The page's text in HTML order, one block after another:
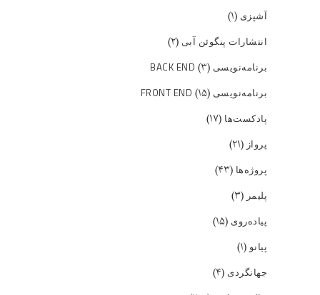
آشپزی (۱)
انتشارات پنگوئن آبی (۲)
برنامه‌نویسی BACK END (۳)
برنامه‌نویسی FRONT END (۱۵)
پادکست‌ها (۱۷)
پرواز (۲۱)
پروژه‌ها (۴۳)
پلیمر (۳)
پیاده‌روی (۱۵)
پیانو(۱)
جهانگردی (۴)